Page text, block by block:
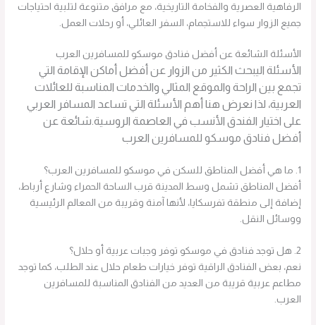
الرفاهية العصرية والفخامة التاريخية، مع مرافق متنوعة لتلبية احتياجات
جميع الزوار سواء للاستجمام، السفر العائلي، أو رحلات العمل.
الأسئلة الشائعة عن أفضل فنادق موسكو للمسافرين العرب
الأسئلة اليبحث الكثير من الزوار عن أفضل أماكن الإقامة التي
تجمع بين الراحة والموقع المثالي والخدمات المناسبة للعائلات
العربية، لذا نعرض هنا أهم الأسئلة التي تساعد المسافر العربي
على اختيار الفندق الأنسب في العاصمة الروسية.شائعة عن
أفضل فنادق موسكو للمسافرين العرب
1. ما هي أفضل المناطق للسكن في موسكو للمسافرين العرب؟
أفضل المناطق تشمل وسط المدينة قرب الساحة الحمراء وشارع أرباط،
إضافة إلى منطقة تفرسكايا، لأنها آمنة وقريبة من المعالم الرئيسية
ووسائل النقل.
2. هل توجد فنادق في موسكو توفر وجبات عربية أو حلال؟
نعم، بعض الفنادق الراقية توفر خيارات طعام حلال عند الطلب، كما توجد
مطاعم عربية قريبة من العديد من الفنادق المناسبة للمسافرين
العرب.